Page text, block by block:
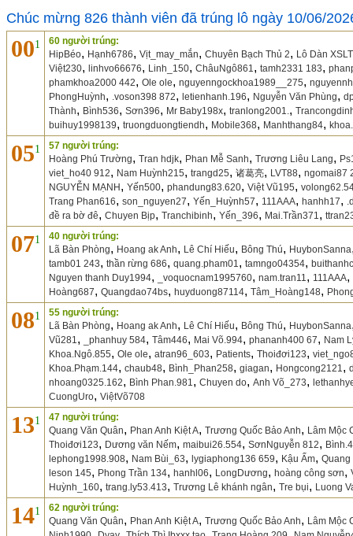
Chúc mừng 826 thành viên đã trúng lô ngày 10/06/
001
60 người trúng:
HipBéo, Hạnh6786, Vịt_may_mắn, Chuyên Bạch Thủ 2, Lô Dàn
Việt230, linhvo66676, Linh_150, ChâuNgô861, tamh2331 183,
phamkhoa2000 442, Ole ole, nguyenngockhoa1989__275,
PhongHuỳnh, .voson398 872, letienhanh.196, Nguyễn Văn Phùng,
Thành, Bình536, Sơn396, Mr Baby198x, tranlong2001.,
buihuy1998139, truongduongtiendh, Mobile368, Manhthang84,
051
57 người trúng:
Hoàng Phú Trường, Tran hdjk, Phan Mễ Sanh, Trương Liêu Lang,
viet_ho40 912, Nam Huỳnh215, trangd25, 诸葛亮, LVT88, ngomai87
NGUYỄN MẠNH , Yến500, phandung83.620, Việt Vũ195,
Trang Phan616, son_nguyen27, Yến_Huỳnh57, 111AAA, hanhh17,
đề ra bờ đê, Chuyen Bịp, Tranchibinh, Yến_396, Mai.Trần371,
071
40 người trúng:
Lã Bàn Phòng, Hoang ak Anh, Lê Chí Hiếu, Bông Thú, HuybonSanna
tamb01 243, thần rừng 686, quang.pham01, tamngo04354,
Nguyen thanh Duy1994, _voquocnam1995760, nam.tran11, 111AAA,
Hoàng687, Quangdao74bs, huyduong87114, Tâm_Hoàng148,
081
55 người trúng:
Lã Bàn Phòng, Hoang ak Anh, Lê Chí Hiếu, Bông Thú, HuybonSanna
Vũ281, _phanhuy 584, Tâm446, Mai Võ.994, phananh400 67, Nam
Khoa.Ngô.855, Ole ole, atran96_603, Patients, Thoiđơi123,
Khoa.Phạm.144, chaub48, Bình_Phan258, giagan, Hongcong2121,
nhoang0325.162, Bình Phan.981, Chuyen do, Anh Võ_273,
CuongUro, ViệtVõ708
131
47 người trúng:
Quang Văn Quân, Phan Anh Kiệt A, Trương Quốc Bảo Anh, Lâm Mộc
Thoiđơi123, Dương văn Nếm, maibui26.554, SơnNguyễn 812,
lephong1998.908, Nam Bùi_63, lygiaphong136 659, Kậu Ấm, Quang
leson 145, Phong Trần 134, hanhl06, LongDương, hoàng công sơn,
Huỳnh_160, trang.ly53.413, Trương Lê khánh ngân, Tre bụi, Luong
141
62 người trúng:
Quang Văn Quân, Phan Anh Kiệt A, Trương Quốc Bảo Anh, Lâm Mộc